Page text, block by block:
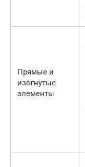
Прямые и
изогнутые
элементы